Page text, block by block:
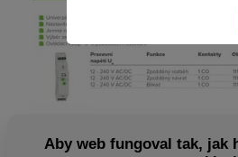
Aby web fungoval tak, jak